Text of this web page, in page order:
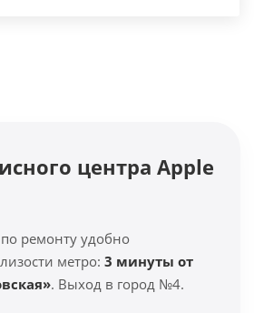
центра Apple
ремонту удобно
метро: 3 минуты от
. Выход в город №4.